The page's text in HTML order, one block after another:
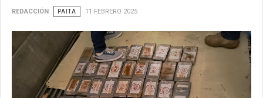
REDACCIÓN PAITA 11 FEBRERO 2025